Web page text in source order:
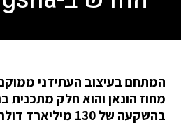
המתחם בעיצוב העתידני
מחוז הונאן והוא חלק מתכנית
בהשקעה של 130 מיליארד דולר.